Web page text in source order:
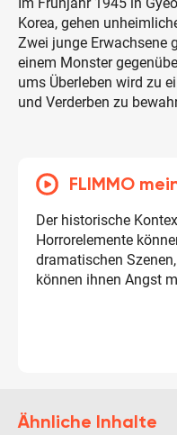
Korea, gehen
Zwei junge Erwachsene
einem Monster
ums Überleben wird zu
und Verderben zu
FLIMMO
Der historische
Horrorelemente
dramatischen
können ihnen Angst
Ähnliche Inhalte